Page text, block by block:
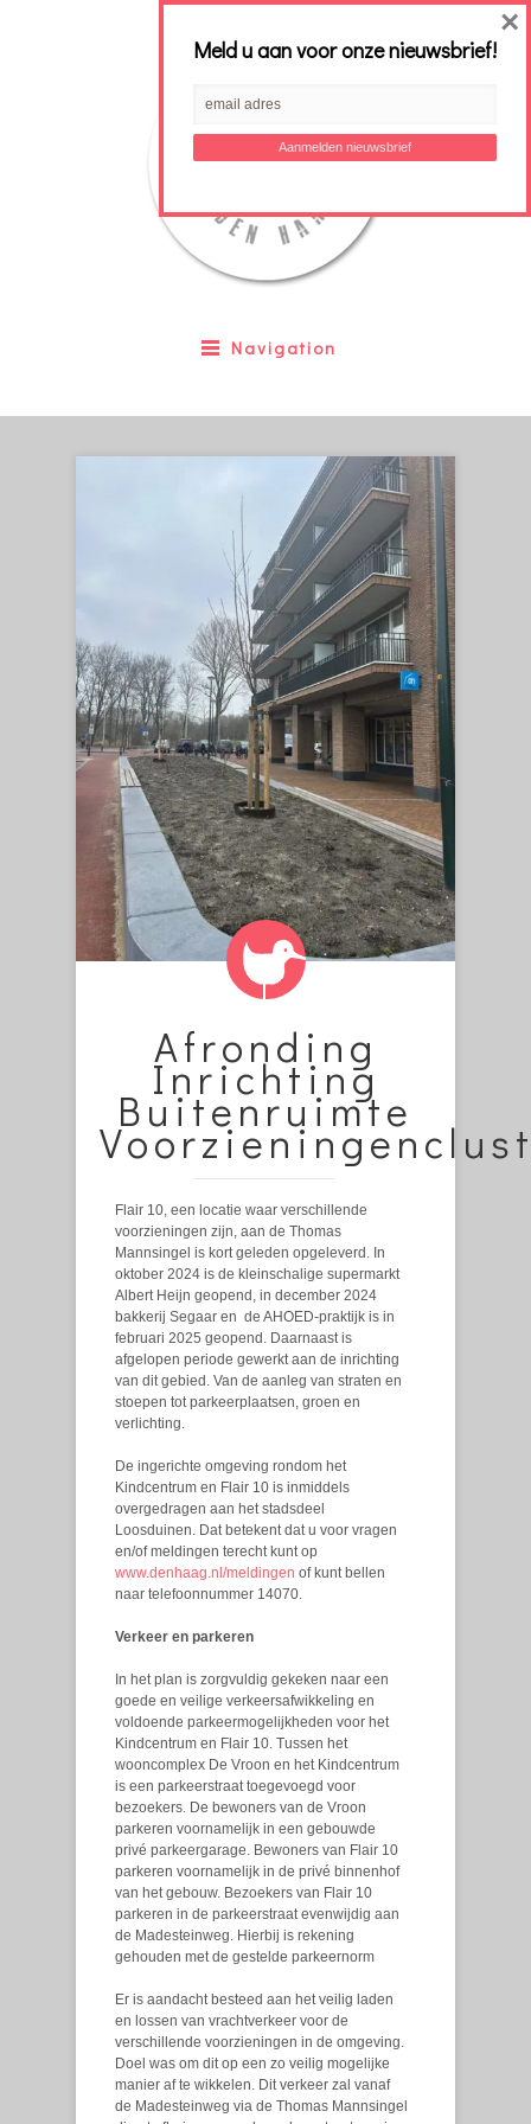
Navigation
Afronding
Inrichting
Buitenruimte
Flair 10, een locatie waar verschillende
voorzieningen zijn, aan de Thomas
Mannsingel is kort geleden opgeleverd. In
oktober 2024 is de kleinschalige supermarkt
Albert Heijn geopend, in december 2024
bakkerij Segaar en de AHOED-praktijk is in
februari 2025 geopend. Daarnaast is
afgelopen periode gewerkt aan de inrichting
van dit gebied. Van de aanleg van straten en
stoepen tot parkeerplaatsen, groen en
verlichting.
De ingerichte omgeving rondom het
Kindcentrum en Flair 10 is inmiddels
overgedragen aan het stadsdeel
Loosduinen. Dat betekent dat u voor vragen
en/of meldingen terecht kunt op
www.denhaag.nl/meldingen of kunt bellen
naar telefoonnummer 14070.
Verkeer en parkeren
In het plan is zorgvuldig gekeken naar een
goede en veilige verkeersafwikkeling en
voldoende parkeermogelijkheden voor het
Kindcentrum en Flair 10. Tussen het
wooncomplex De Vroon en het Kindcentrum
is een parkeerstraat toegevoegd voor
bezoekers. De bewoners van de Vroon
parkeren voornamelijk in een gebouwde
privé parkeergarage. Bewoners van Flair 10
parkeren voornamelijk in de privé binnenhof
van het gebouw. Bezoekers van Flair 10
parkeren in de parkeerstraat evenwijdig aan
de Madesteinweg. Hierbij is rekening
gehouden met de gestelde parkeernorm
Er is aandacht besteed aan het veilig laden
en lossen van vrachtverkeer voor de
verschillende voorzieningen in de omgeving.
Doel was om dit op een zo veilig mogelijke
manier af te wikkelen. Dit verkeer zal vanaf
de Madesteinweg via de Thomas Mannsingel
Meld u aan voor onze nieuwsbrief!
×